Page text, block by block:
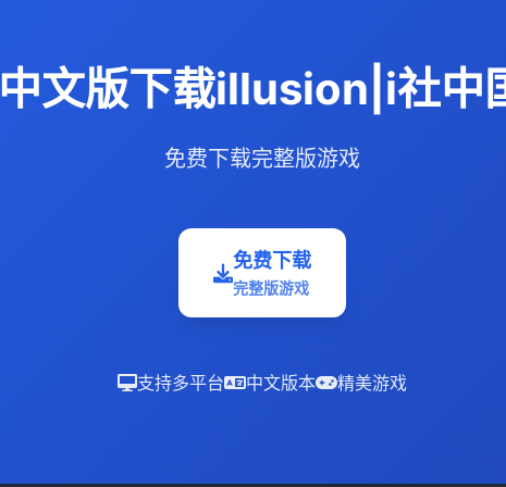
中文版下载illusion|i社中
免费下载完整版游戏
免费下载
完整版游戏
支持多平台 中文版本 精美游戏